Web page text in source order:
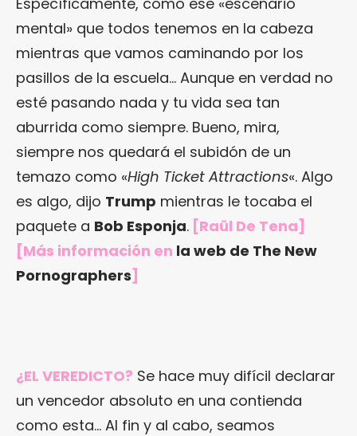
mental» que todos tenemos en la cabeza
mientras que vamos caminando por los
pasillos de la escuela… Aunque en verdad no
esté pasando nada y tu vida sea tan
aburrida como siempre. Bueno, mira,
siempre nos quedará el subidón de un
temazo como «High Ticket Attractions«. Algo
es algo, dijo Trump mientras le tocaba el
paquete a Bob Esponja. [Raül De Tena]
[Más información en la web de The New
Pornographers]
¿EL VEREDICTO? Se hace muy difícil declarar
un vencedor absoluto en una contienda
como esta… Al fin y al cabo, seamos